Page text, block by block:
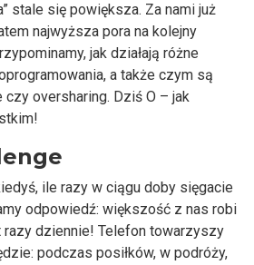
stale się powiększa. Za nami już
najwyższa pora na kolejny
jak działają różne
a także czym są
oversharing. Dziś O – jak
ile razy w ciągu doby sięgacie
odpowiedź: większość z nas robi
dziennie! Telefon towarzyszy
podczas posiłków, w podróży,